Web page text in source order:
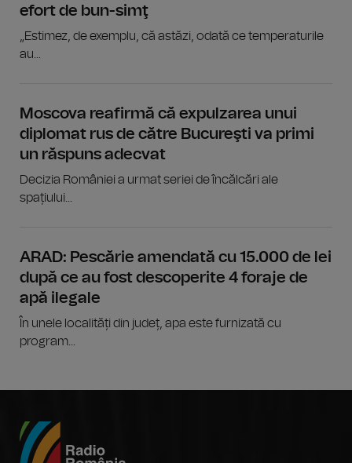
efort de bun-simţ
„Estimez, de exemplu, că astăzi, odată ce temperaturile
au...
Moscova reafirmă că expulzarea unui
diplomat rus de către Bucureşti va primi
un răspuns adecvat
Decizia României a urmat seriei de încălcări ale
spațiului...
ARAD: Pescărie amendată cu 15.000 de lei
după ce au fost descoperite 4 foraje de
apă ilegale
În unele localități din județ, apa este furnizată cu
program...